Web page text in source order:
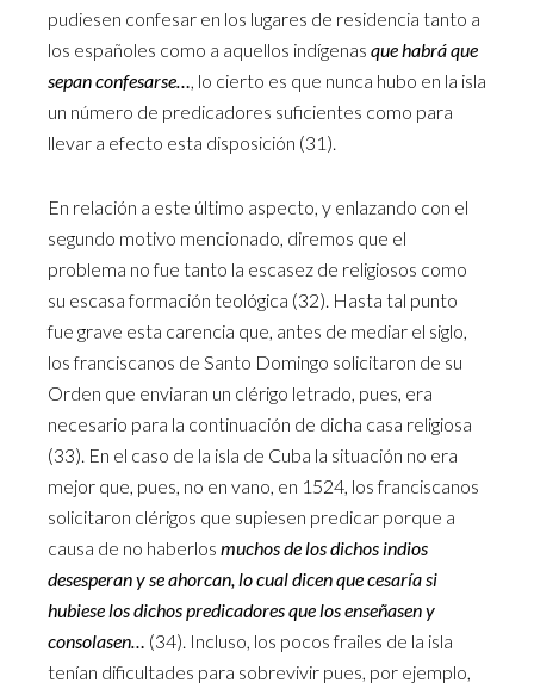
pudiesen confesar en los lugares de residencia tanto a
los españoles como a aquellos indígenas que habrá que
sepan confesarse…, lo cierto es que nunca hubo en la isla
un número de predicadores suficientes como para
llevar a efecto esta disposición (31).
En relación a este último aspecto, y enlazando con el
segundo motivo mencionado, diremos que el
problema no fue tanto la escasez de religiosos como
su escasa formación teológica (32). Hasta tal punto
fue grave esta carencia que, antes de mediar el siglo,
los franciscanos de Santo Domingo solicitaron de su
Orden que enviaran un clérigo letrado, pues, era
necesario para la continuación de dicha casa religiosa
(33). En el caso de la isla de Cuba la situación no era
mejor que, pues, no en vano, en 1524, los franciscanos
solicitaron clérigos que supiesen predicar porque a
causa de no haberlos muchos de los dichos indios
desesperan y se ahorcan, lo cual dicen que cesaría si
hubiese los dichos predicadores que los enseñasen y
consolasen… (34). Incluso, los pocos frailes de la isla
tenían dificultades para sobrevivir pues, por ejemplo,